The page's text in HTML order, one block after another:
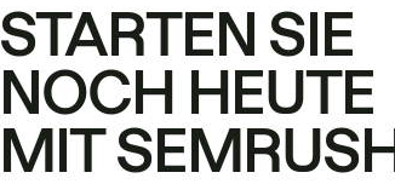
STARTEN SIE
NOCH HEUTE
MIT